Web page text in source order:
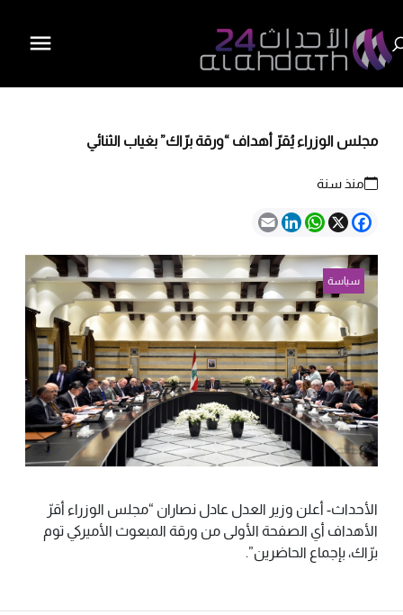
مجلس الوزراء يُقرّ أهداف “ورقة برّاك” بغياب الثنائي
منذ سنة
Facebook
X
WhatsApp
LinkedIn
Email
سياسة
الأحداث- أعلن وزير العدل عادل نصاران “مجلس الوزراء أقرّ
الأهداف أي الصفحة الأولى من ورقة المبعوث الأميركي توم
برّاك، بإجماع الحاضرين”.